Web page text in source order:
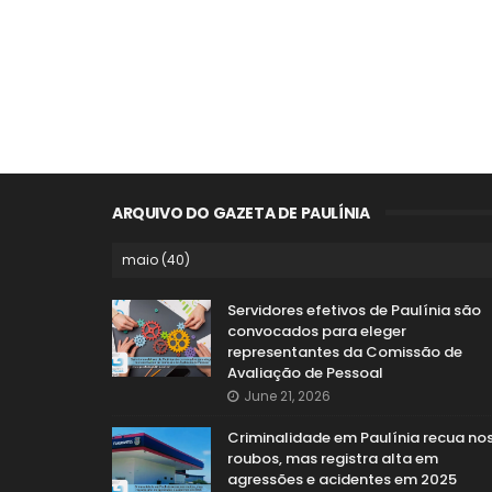
ARQUIVO DO GAZETA DE PAULÍNIA
Servidores efetivos de Paulínia são
convocados para eleger
representantes da Comissão de
Avaliação de Pessoal
June 21, 2026
Criminalidade em Paulínia recua
roubos, mas registra alta em
agressões e acidentes em 2025